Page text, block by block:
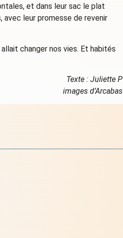
et dans leur sac le plat
leur promesse de revenir
changer nos vies. Et habités
Texte : Juliette P
images d’Arcabas